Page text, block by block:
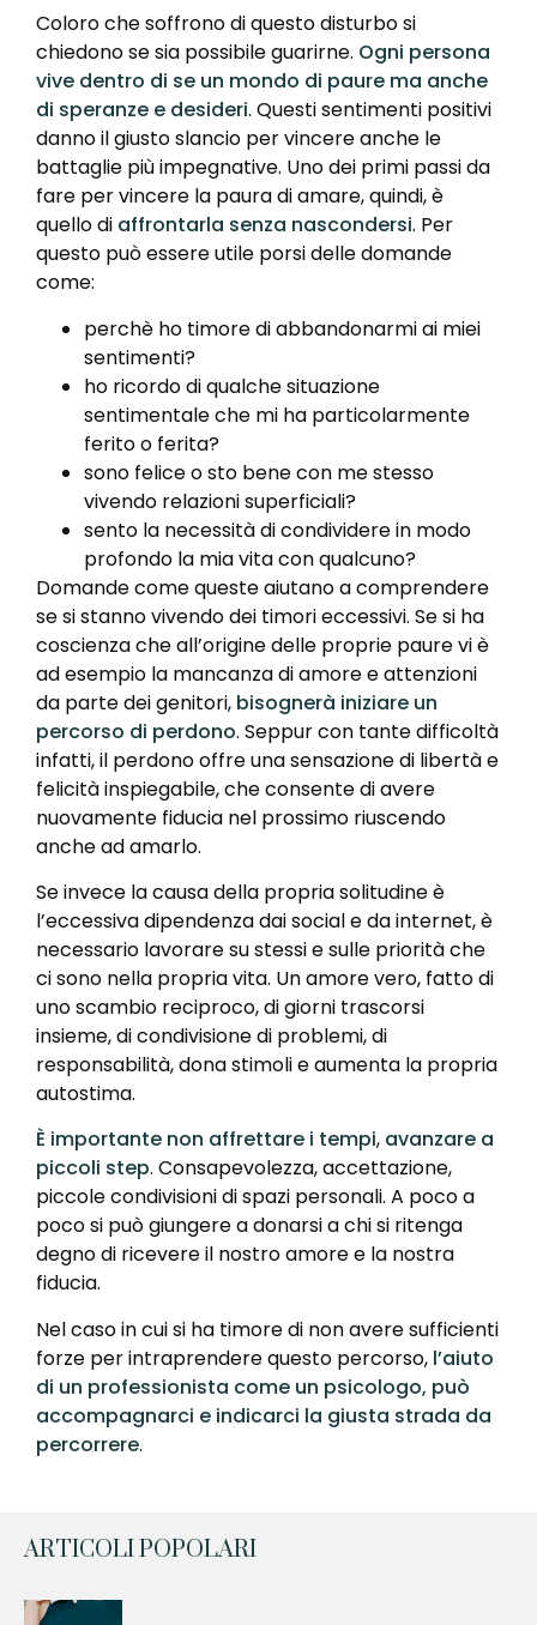
Coloro che soffrono di questo disturbo si
chiedono se sia possibile guarirne. Ogni persona
vive dentro di se un mondo di paure ma anche
di speranze e desideri. Questi sentimenti positivi
danno il giusto slancio per vincere anche le
battaglie più impegnative. Uno dei primi passi da
fare per vincere la paura di amare, quindi, è
quello di affrontarla senza nascondersi. Per
questo può essere utile porsi delle domande
come:
perchè ho timore di abbandonarmi ai miei
sentimenti?
ho ricordo di qualche situazione
sentimentale che mi ha particolarmente
ferito o ferita?
sono felice o sto bene con me stesso
vivendo relazioni superficiali?
sento la necessità di condividere in modo
profondo la mia vita con qualcuno?
Domande come queste aiutano a comprendere
se si stanno vivendo dei timori eccessivi. Se si ha
coscienza che all’origine delle proprie paure vi è
ad esempio la mancanza di amore e attenzioni
da parte dei genitori, bisognerà iniziare un
percorso di perdono. Seppur con tante difficoltà
infatti, il perdono offre una sensazione di libertà e
felicità inspiegabile, che consente di avere
nuovamente fiducia nel prossimo riuscendo
anche ad amarlo.
Se invece la causa della propria solitudine è
l’eccessiva dipendenza dai social e da internet, è
necessario lavorare su stessi e sulle priorità che
ci sono nella propria vita. Un amore vero, fatto di
uno scambio reciproco, di giorni trascorsi
insieme, di condivisione di problemi, di
responsabilità, dona stimoli e aumenta la propria
autostima.
È importante non affrettare i tempi, avanzare a
piccoli step. Consapevolezza, accettazione,
piccole condivisioni di spazi personali. A poco a
poco si può giungere a donarsi a chi si ritenga
degno di ricevere il nostro amore e la nostra
fiducia.
Nel caso in cui si ha timore di non avere sufficienti
forze per intraprendere questo percorso, l’aiuto
di un professionista come un psicologo, può
accompagnarci e indicarci la giusta strada da
percorrere.
ARTICOLI POPOLARI